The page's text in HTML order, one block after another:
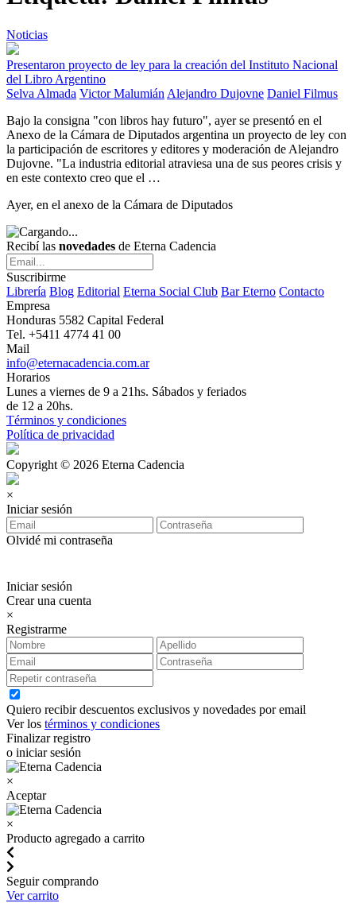
Noticias
Presentaron proyecto de ley para la creación del Instituto Nacional
del Libro Argentino
Selva Almada Victor Malumián Alejandro Dujovne Daniel Filmus
Bajo la consigna "con libros hay futuro", ayer se presentó en el
Anexo de la Cámara de Diputados argentina un proyecto de ley con
la participación de escritores y editores y moderación de Alejandro
Dujovne. "La industria editorial atraviesa una de sus peores crisis y
en este contexto creo que el …
Ayer, en el anexo de la Cámara de Diputados
Recibí las novedades de Eterna Cadencia
Suscribirme
Librería Blog Editorial Eterna Social Club Bar Eterno Contacto
Empresa
Honduras 5582 Capital Federal
Tel. +5411 4774 41 00
Mail
info@eternacadencia.com.ar
Horarios
Lunes a viernes de 9 a 21hs. Sábados y feriados
de 12 a 20hs.
Términos y condiciones
Política de privacidad
Copyright © 2026 Eterna Cadencia
×
Iniciar sesión
Olvidé mi contraseña
Iniciar sesión
Crear una cuenta
×
Registrarme
Quiero recibir descuentos exclusivos y novedades por email
Ver los términos y condiciones
Finalizar registro
o iniciar sesión
×
Aceptar
×
Producto agregado a carrito
Seguir comprando
Ver carrito